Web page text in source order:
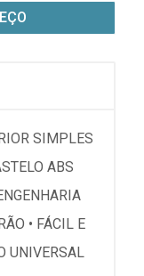
SIMPLES
ABS
• FÁCIL E
UNIVERSAL